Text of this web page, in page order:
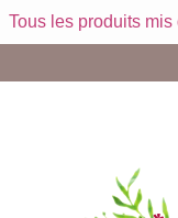
Tous les produits